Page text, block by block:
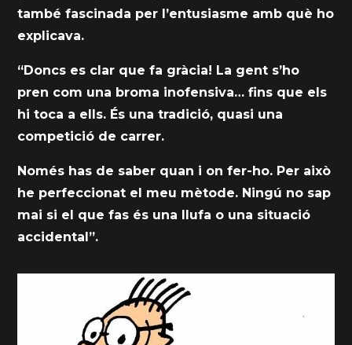
també fascinada per l’entusiasme amb què ho
explicava.
“Doncs es clar que fa gràcia! La gent s’ho
pren com una broma inofensiva… fins que els
hi toca a ells. És una tradició, quasi una
competició de carrer.
Només has de saber quan i on fer-ho. Per això
he perfeccionat el meu mètode. Ningú no sap
mai si el que fas és una llufa o una situació
accidental”.